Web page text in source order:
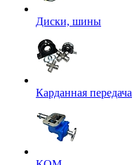
Диски, шины
Карданная передача